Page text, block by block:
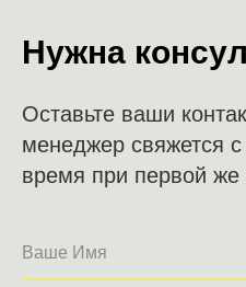
Нужна
Оставьте ваши
менеджер свяжется
время при первой же